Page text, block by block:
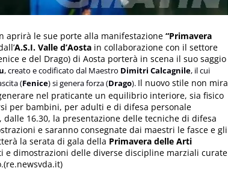
aprirà le sue porte alla manifestazione “Primavera
A.S.I. Valle d’Aosta in collaborazione con il settore
e del Drago) di Aosta porterà in scena il suo saggio
, creato e codificato dal Maestro Dimitri Calcagnile, il cui
(Fenice) si genera forza (Drago). Il nuovo stile non mira
nel praticante un equilibrio interiore, sia fisico
per bambini, per adulti e di difesa personale
16.30, la presentazione delle tecniche di difesa
e saranno consegnate dai maestri le fasce e gli
la serata di gala della Primavera delle Arti
e dimostrazioni delle diverse discipline marziali curate